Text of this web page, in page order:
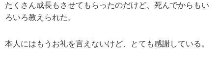
たくさん成長もさせてもらったのだけど、死んでからもい
ろいろ教えられた。
本人にはもうお礼を言えないけど、とても感謝している。